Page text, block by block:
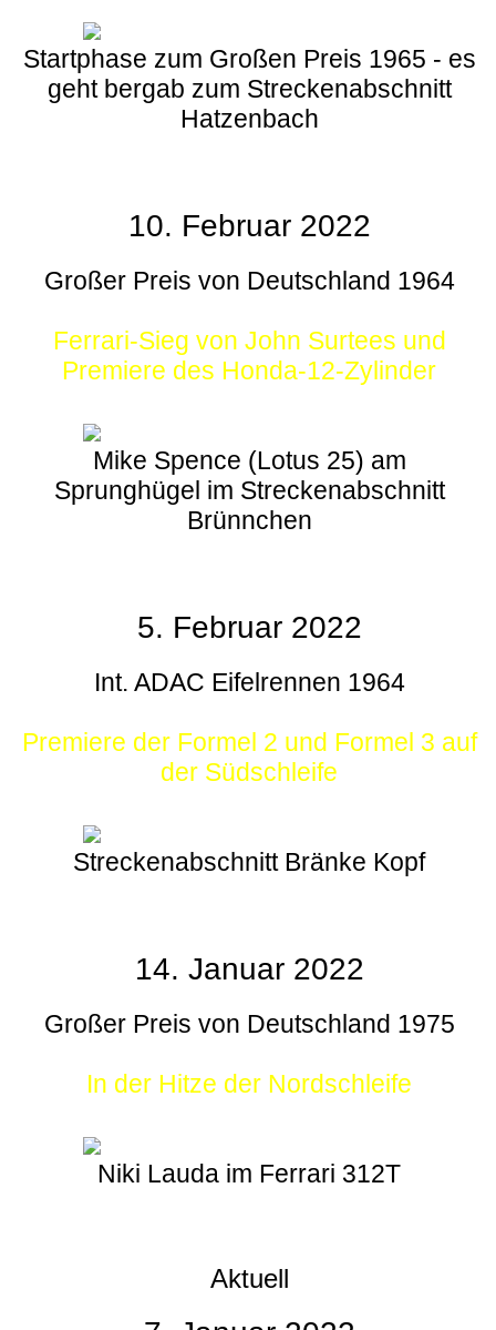
Startphase zum Großen Preis 1965 - es
geht bergab zum Streckenabschnitt
Hatzenbach
10. Februar 2022
Großer Preis von Deutschland 1964
Ferrari-Sieg von John Surtees und
Premiere des Honda-12-Zylinder
Mike Spence (Lotus 25) am
Sprunghügel im Streckenabschnitt
Brünnchen
5. Februar 2022
Int. ADAC Eifelrennen 1964
Premiere der Formel 2 und Formel 3 auf
der Südschleife
Streckenabschnitt Bränke Kopf
14. Januar 2022
Großer Preis von Deutschland 1975
In der Hitze der Nordschleife
Niki Lauda im Ferrari 312T
Aktuell